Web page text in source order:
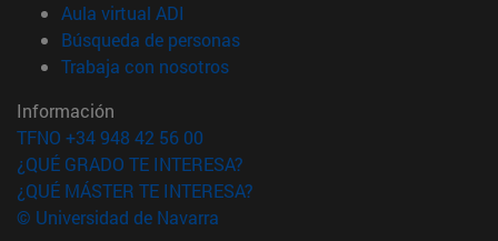
Aula virtual ADI
Búsqueda de personas(abre en nueva ventana)
Trabaja con nosotros(abre en nueva ventana)
Información
TFNO +34 948 42 56 00
¿QUÉ GRADO TE INTERESA?
¿QUÉ MÁSTER TE INTERESA?
© Universidad de Navarra